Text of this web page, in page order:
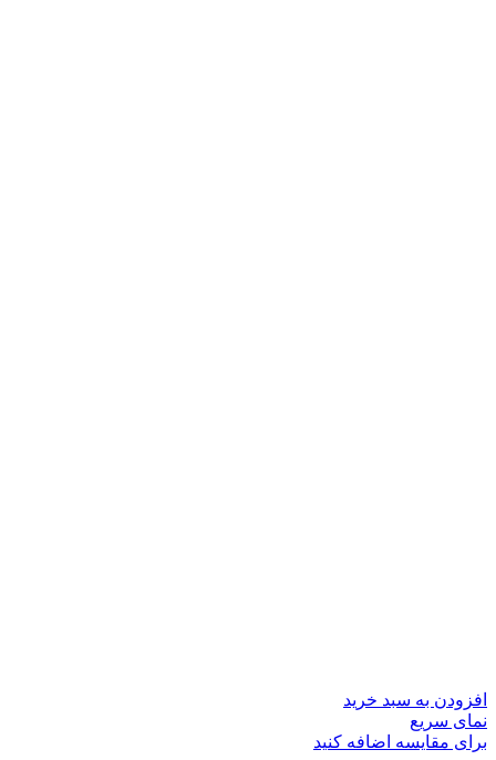
افزودن به سبد خرید
نمای سریع
برای مقایسه اضافه کنید